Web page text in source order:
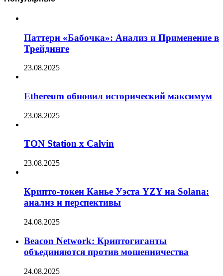
Паттерн «Бабочка»: Анализ и Применение в
Трейдинге
23.08.2025
Ethereum обновил исторический максимум
23.08.2025
TON Station x Calvin
23.08.2025
Крипто-токен Канье Уэста YZY на Solana:
анализ и перспективы
24.08.2025
Beacon Network: Криптогиганты
объединяются против мошенничества
24.08.2025